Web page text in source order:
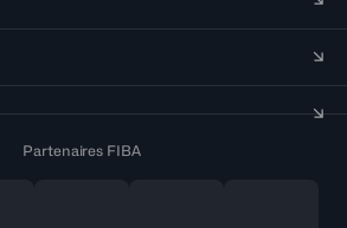
Partenaires FIBA